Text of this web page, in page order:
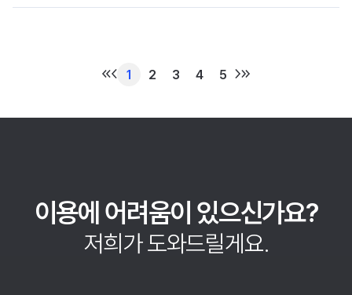
1 2 3 4 5
이용에 어려움이 있으신가요?
저희가 도와드릴게요.